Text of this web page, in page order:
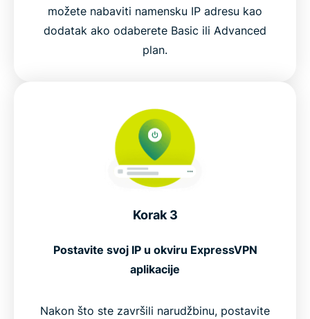
možete nabaviti namensku IP adresu kao
dodatak ako odaberete Basic ili Advanced
plan.
Korak 3
Postavite svoj IP u okviru ExpressVPN
aplikacije
Nakon što ste završili narudžbinu, postavite